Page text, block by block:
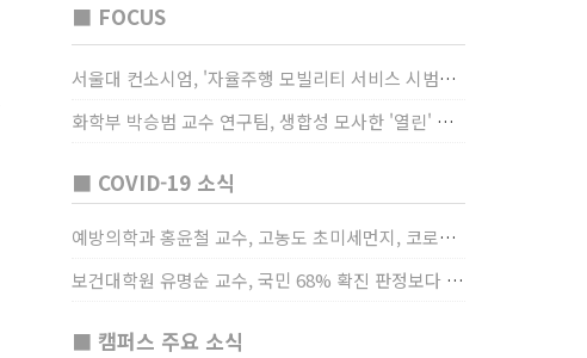
■ FOCUS
서울대 컨소시엄, '자율주행 모빌리티 서비스 시범사업' 수행
화학부 박승범 교수 연구팀, 생합성 모사한 '열린' 비타민 B3 합성법 개발
■ COVID-19 소식
예방의학과 홍윤철 교수, 고농도 초미세먼지, 코로나19 발병률·치명률 높인다
보건대학원 유명순 교수, 국민 68% 확진 판정보다 걸렸단 이유로 비난받는 걸 더 두려해
■ 캠퍼스 주요 소식